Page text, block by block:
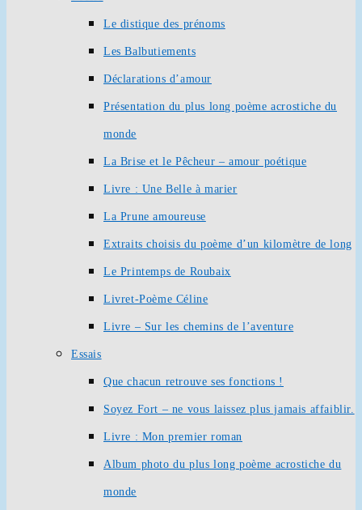
Le distique des prénoms
Les Balbutiements
Déclarations d’amour
Présentation du plus long poème acrostiche du
monde
La Brise et le Pêcheur – amour poétique
Livre : Une Belle à marier
La Prune amoureuse
Extraits choisis du poème d’un kilomètre de long
Le Printemps de Roubaix
Livret-Poème Céline
Livre – Sur les chemins de l’aventure
Essais
Que chacun retrouve ses fonctions !
Soyez Fort – ne vous laissez plus jamais affaiblir.
Livre : Mon premier roman
Album photo du plus long poème acrostiche du
monde